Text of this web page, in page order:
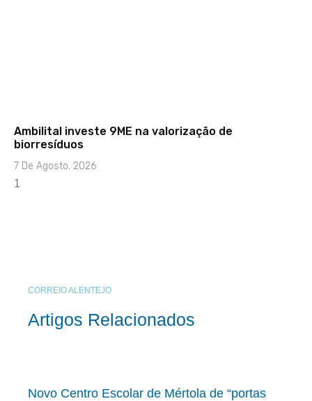
Ambilital investe 9ME na valorização de
biorresíduos
7 De Agosto, 2026
CORREIO ALENTEJO
Artigos Relacionados
Novo Centro Escolar de Mértola de “portas